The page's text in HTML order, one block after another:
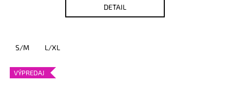
DETAIL
S/M L/XL
VÝPREDAJ